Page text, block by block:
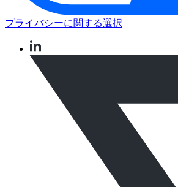
プライバシーに関する選択